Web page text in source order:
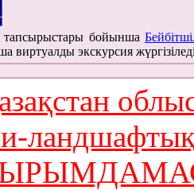
тапсырыстары бойынша
виртуалды экскурсия